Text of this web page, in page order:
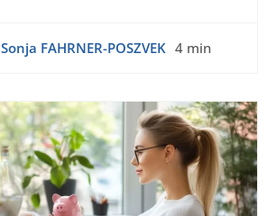
Sonja FAHRNER-POSZVEK 4 min